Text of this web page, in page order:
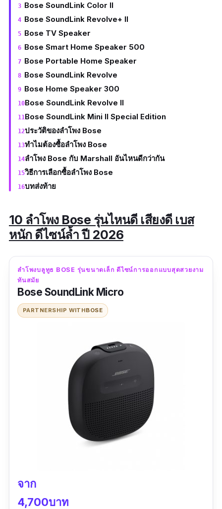
Bose SoundLink Color II
Bose SoundLink Revolve+ II
Bose TV Speaker
Bose Smart Home Speaker 500
Bose Portable Home Speaker
Bose SoundLink Revolve
Bose Home Speaker 300
Bose SoundLink Revolve II
Bose SoundLink Mini II Special Edition
ประวัติของลำโพง Bose
ทำไมต้องซื้อลำโพง Bose
ลำโพง Bose กับ Marshall อันไหนดีกว่ากัน
วิธีการเลือกซื้อลำโพง Bose
บทส่งท้าย
10 ลำโพง Bose รุ่นไหนดี เสียงดี เบส
หนัก ดีไซน์ล้ำ ปี 2026
ลำโพงบลูทูธ BOSE รุ่นขนาดเล็ก ดีไซน์การออกแบบสุดสวยงาม
ทันสมัย
Bose SoundLink Micro
PARTNERSHIP WITHBOSE
จาก
4,700บาท